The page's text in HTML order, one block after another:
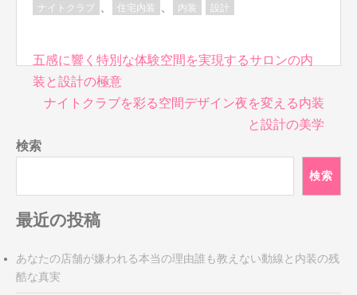
ナイトクラブ 住宅内装 内装 設計
投
稿
ナ
ゲ
ー
ョ
ン
五感に響く特別な体験空間を実現するサロンの内
装と設計の極意
ナイトクラブを彩る空間デザイン夜を変える内装
と設計の美学
検索
検索
最近の投稿
あなたの店舗が嫌われる本当の理由誰も教えない動線と内装の残
酷な真実